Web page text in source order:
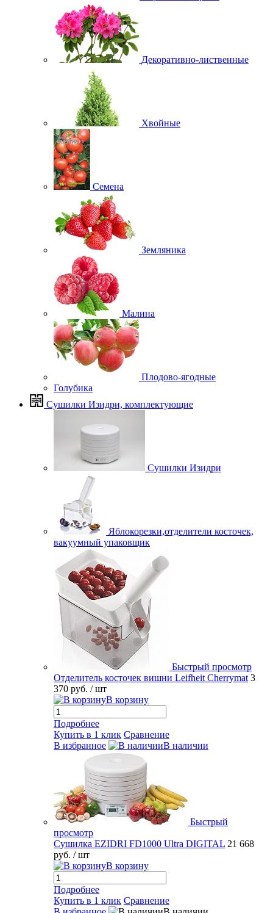
Декоративно-лиственные
Хвойные
Семена
Земляника
Малина
Плодово-ягодные
Голубика
Сушилки Изидри, комплектующие
Сушилки Изидри
Яблокорезки,отделители косточек,
вакуумный упаковщик
Быстрый просмотр
Отделитель косточек вишни Leifheit Cherrymat 3
370 руб. / шт
В корзину
Подробнее
Купить в 1 клик Сравнение
В избранное
В наличии
Быстрый
просмотр
Сушилка EZIDRI FD1000 Ultra DIGITAL 21 668
руб. / шт
В корзину
Подробнее
Купить в 1 клик Сравнение